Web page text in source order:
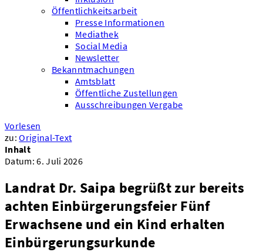
Öffentlichkeitsarbeit
Presse Informationen
Mediathek
Social Media
Newsletter
Bekanntmachungen
Amtsblatt
Öffentliche Zustellungen
Ausschreibungen Vergabe
Vorlesen
zu:Original-Text
Inhalt
Datum:6. Juli 2026
Landrat Dr. Saipa begrüßt zur bereits
achten Einbürgerungsfeier Fünf
Erwachsene und ein Kind erhalten
Einbürgerungsurkunde